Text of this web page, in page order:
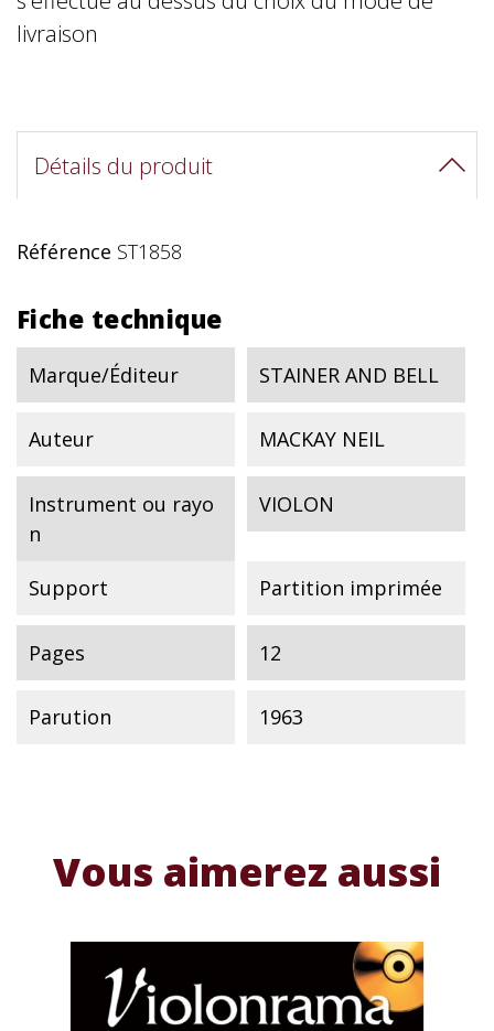
livraison
Détails du produit
Référence ST1858
Fiche technique
Marque/Éditeur STAINER AND BELL
Auteur MACKAY NEIL
Instrument ou rayo
n
VIOLON
Support Partition imprimée
Pages 12
Parution 1963
Vous aimerez aussi